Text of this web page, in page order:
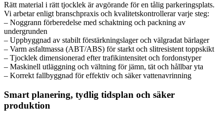
Rätt material i rätt tjocklek är avgörande för en tålig parkeringsplats.
Vi arbetar enligt branschpraxis och kvalitetskontrollerar varje steg:
– Noggrann förberedelse med schaktning och packning av
undergrunden
– Uppbyggnad av stabilt förstärkningslager och välgradat bärlager
– Varm asfaltmassa (ABT/ABS) för starkt och slitresistent toppskikt
– Tjocklek dimensionerad efter trafikintensitet och fordonstyper
– Maskinell utläggning och vältning för jämn, tät och hållbar yta
– Korrekt fallbyggnad för effektiv och säker vattenavrinning
Smart planering, tydlig tidsplan och säker
produktion